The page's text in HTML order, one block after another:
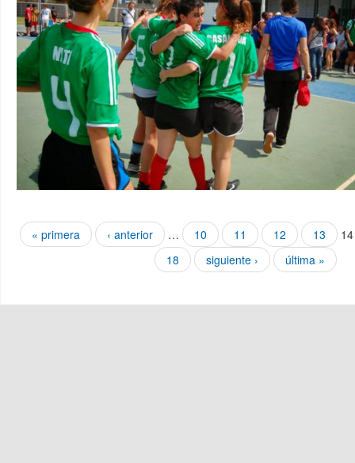
Páginas
« primera ‹ anterior … 10 11 12 13
14
18
siguiente › última »